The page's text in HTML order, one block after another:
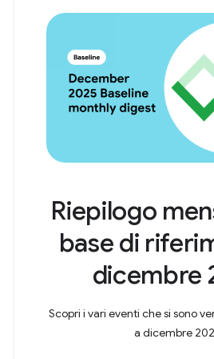
Riepilogo
base di
dicembre
Scopri i vari eventi che si sono
a dicembre